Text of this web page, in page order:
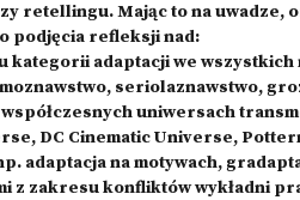
retellingu. Mając to na uwadze,
podjęcia refleksji nad:
kategorii adaptacji we
seriolaznawstwo,
uniwersach
DC Cinematic Universe,
adaptacja na motywach,
z zakresu konfliktów wykładni